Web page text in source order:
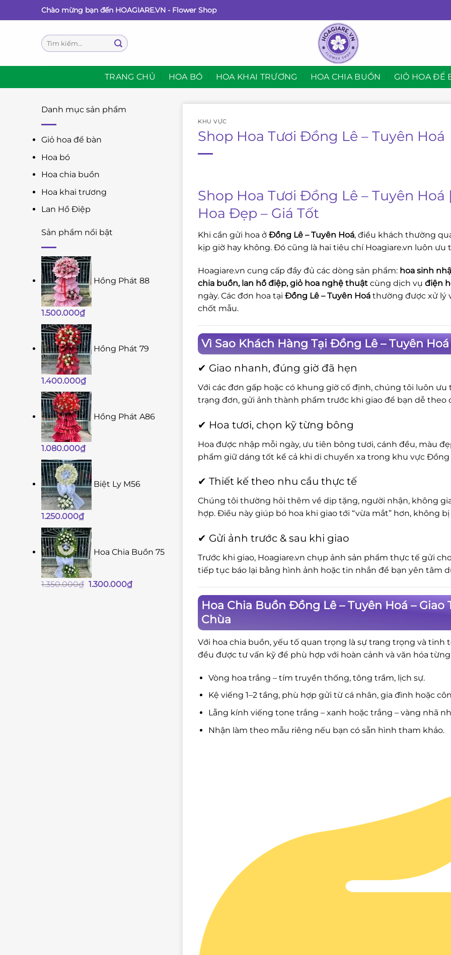
qua
Chào mừng bạn đến HOAGIARE.VN - Flower Shop
Tìm
kiếm:
TRANG CHỦ HOA BÓ HOA KHAI TRƯƠNG HOA CHIA BUỒN GIỎ HOA ĐỂ
Danh mục sản phẩm
Giỏ hoa để bàn
Hoa bó
Hoa chia buồn
Hoa khai trương
Lan Hồ Điệp
Sản phẩm nổi bật
Hồng Phát 88
1.500.000₫
Hồng Phát 79
1.400.000₫
Hồng Phát A86
1.080.000₫
Biệt Ly M56
1.250.000₫
Hoa Chia Buồn 75
1.350.000₫ Giá
1.300.000₫Giá
KHU VỰC
Shop Hoa Tươi Đồng Lê – Tuyên Hoá
Shop Hoa Tươi Đồng Lê – Tuyên
Hoa Đẹp – Giá Tốt
Khi cần gửi hoa ở Đồng Lê – Tuyên Hoá, điều khách thường
kịp giờ hay không. Đó cũng là hai tiêu chí Hoagiare.vn luôn ưu
Hoagiare.vn cung cấp đầy đủ các dòng sản phẩm: hoa sinh
chia buồn, lan hồ điệp, giỏ hoa nghệ thuật cùng dịch vụ điện
ngày. Các đơn hoa tại Đồng Lê – Tuyên Hoá thường được xử lý
chốt mẫu.
Vì Sao Khách Hàng Tại Đồng Lê – Tuyên
✔ Giao nhanh, đúng giờ đã hẹn
Với các đơn gấp hoặc có khung giờ cố định, chúng tôi luôn
trạng đơn, gửi ảnh thành phẩm trước khi giao để bạn dễ theo
✔ Hoa tươi, chọn kỹ từng bông
Hoa được nhập mỗi ngày, ưu tiên bông tươi, cánh đều, màu
phẩm giữ dáng tốt kể cả khi di chuyển xa trong khu vực Đồng
✔ Thiết kế theo nhu cầu thực tế
Chúng tôi thường hỏi thêm về dịp tặng, người nhận, không
hợp. Điều này giúp bó hoa khi giao tới “vừa mắt” hơn, không
✔ Gửi ảnh trước & sau khi giao
Trước khi giao, Hoagiare.vn chụp ảnh sản phẩm thực tế gửi
tiếp tục báo lại bằng hình ảnh hoặc tin nhắn để bạn yên tâm
Hoa Chia Buồn Đồng Lê – Tuyên Hoá – Giao
Chùa
Với hoa chia buồn, yếu tố quan trọng là sự trang trọng và tinh
đều được tư vấn kỹ để phù hợp với hoàn cảnh và văn hóa
Vòng hoa trắng – tím truyền thống, tông trầm, lịch sự.
Kệ viếng 1–2 tầng, phù hợp gửi từ cá nhân, gia đình hoặc
Lẵng kính viếng tone trắng – xanh hoặc trắng – vàng nhã
Nhận làm theo mẫu riêng nếu bạn có sẵn hình tham khảo.